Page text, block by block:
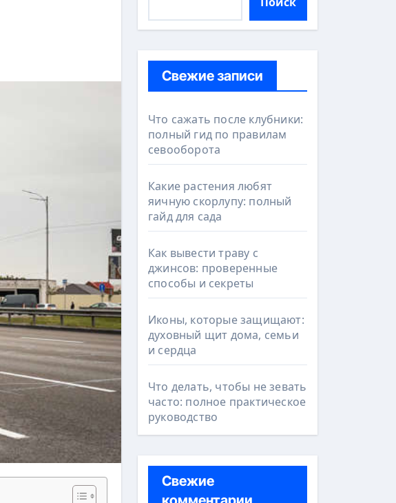
Свежие записи
Что сажать после клубники:
полный гид по правилам
севооборота
Какие растения любят
яичную скорлупу: полный
гайд для сада
Как вывести траву с
джинсов: проверенные
способы и секреты
Иконы, которые защищают:
духовный щит дома, семьи
и сердца
Что делать, чтобы не зевать
часто: полное практическое
руководство
Свежие